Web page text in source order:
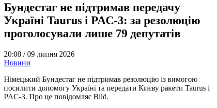
Бундестаг не підтримав передачу
Україні Taurus і PAC-3: за резолюцію
проголосували лише 79 депутатів
20:08 /09 липня 2026
Новини
Німецький Бундестаг не підтримав резолюцію із вимогою
посилити допомогу Україні та передати Києву ракети Taurus і
PAC-3. Про це повідомляє Bild.